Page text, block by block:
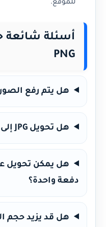
للموقع.
PNG
هل يتم رفع
هل تحويل JPG إلى PNG يضيف شفافية؟
دفعة واحدة؟
هل قد يزيد حجم